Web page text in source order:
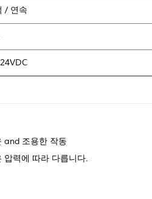
/ 연속
and 조용한 작동
압력에 따라 다릅니다.